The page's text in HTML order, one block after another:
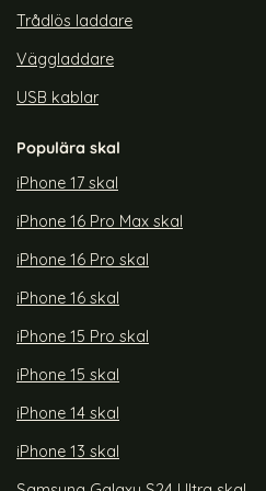
Trådlös laddare
Väggladdare
USB kablar
Populära skal
iPhone 17 skal
iPhone 16 Pro Max skal
iPhone 16 Pro skal
iPhone 16 skal
iPhone 15 Pro skal
iPhone 15 skal
iPhone 14 skal
iPhone 13 skal